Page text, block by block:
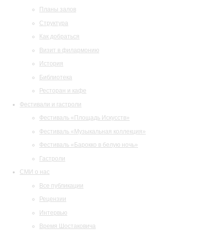
Планы залов
Структура
Как добраться
Визит в филармонию
История
Библиотека
Ресторан и кафе
Фестивали и гастроли
Фестиваль «Площадь Искусств»
Фестиваль «Музыкальная коллекция»
Фестиваль «Барокко в белую ночь»
Гастроли
СМИ о нас
Все публикации
Рецензии
Интервью
Время Шостаковича